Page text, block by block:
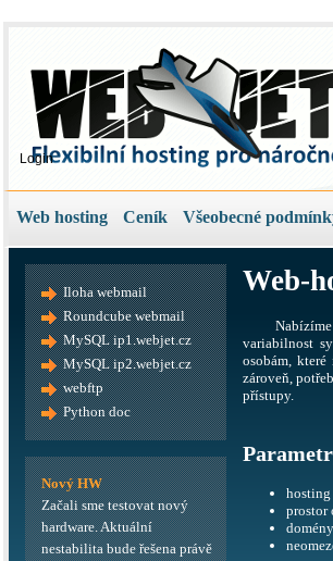
Login
Web hosting Ceník Všeobecné
Web-
variabilnost
osobám,
zároveň,
přístupy.
prostor
Iloha webmail
Roundcube webmail
MySQL ip1.webjet.cz
MySQL ip2.webjet.cz
webftp
Python doc
Nový HW
Začali sme testovat nový
hardware. Aktuální
nestabilita bude řešena právě